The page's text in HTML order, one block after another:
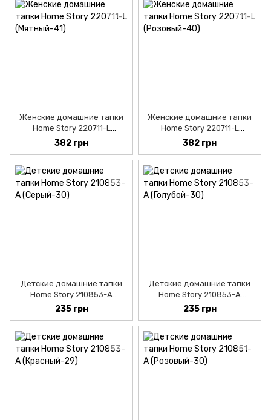
Женские домашние тапки
Home Story 220711-L
(Мятный-37)
382 грн
Женские домашние тапки
Home Story 220711-L
(Розовый-38)
382 грн
Детские домашние тапки
Home Story 210853-А
(Серый-30)
235 грн
Детские домашние тапки
Home Story 210853-А
(Голубой-29)
235 грн